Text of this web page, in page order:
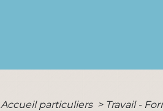
Accueil particuliers > Travail -